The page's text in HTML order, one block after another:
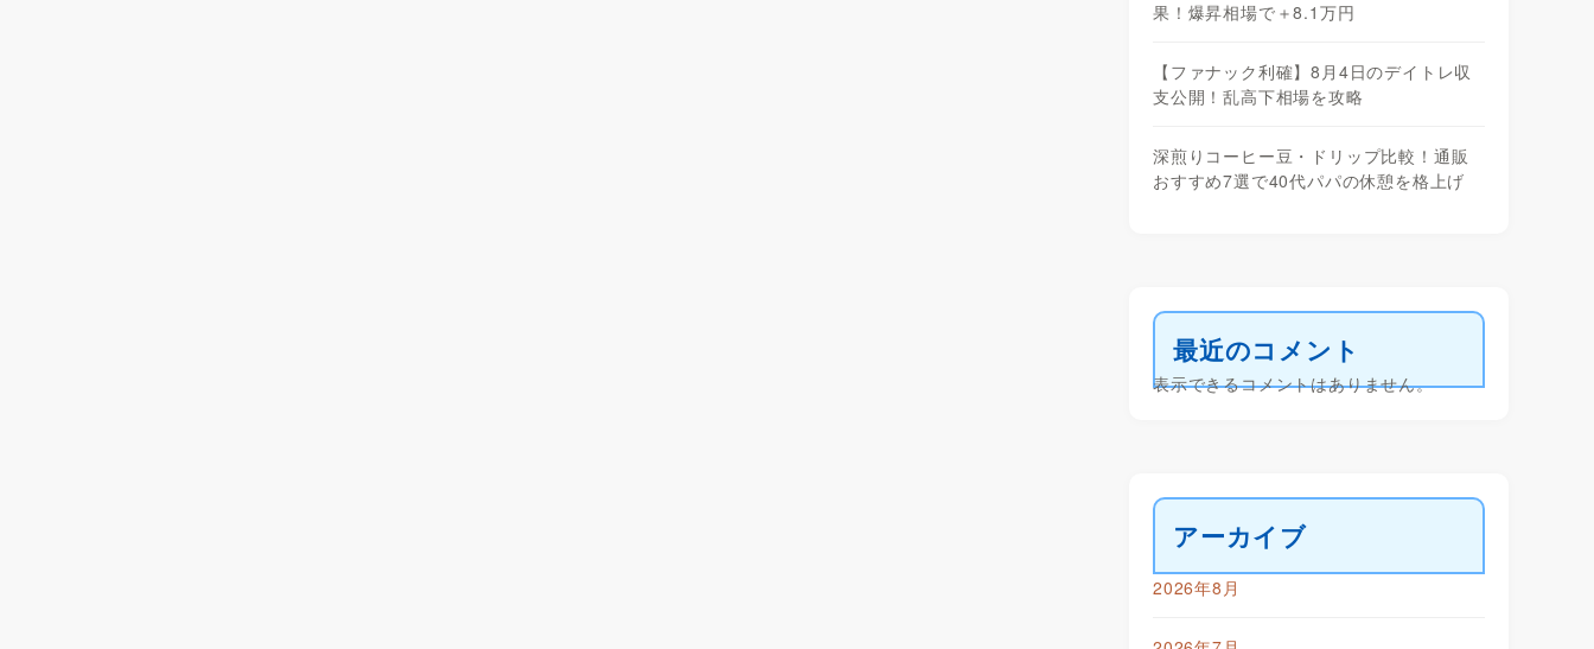
果！爆昇相場で＋8.1万円
【ファナック利確】8月4日のデイトレ収
支公開！乱高下相場を攻略
深煎りコーヒー豆・ドリップ比較！通販
おすすめ7選で40代パパの休憩を格上げ
最近のコメント
表示できるコメントはありません。
アーカイブ
2026年8月